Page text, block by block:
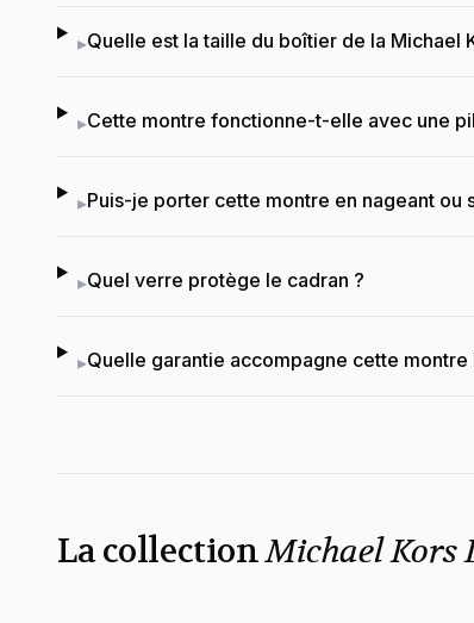
▸Quelle est la taille du boîtier de la Michael
▸Cette montre fonctionne-t-elle avec une
▸Puis-je porter cette montre en nageant ou
▸Quel verre protège le cadran ?
▸Quelle garantie accompagne cette montre
La collectionMichael Kors